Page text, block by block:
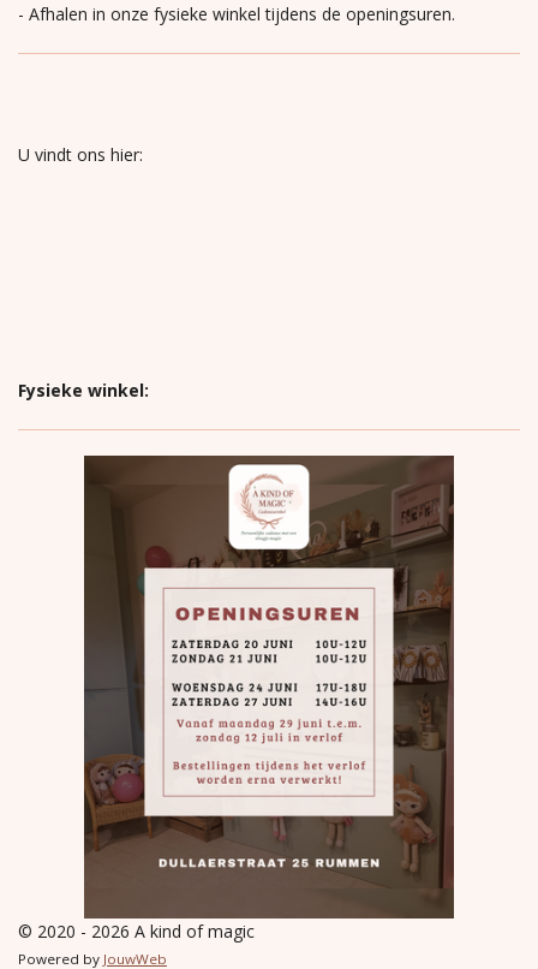
- Afhalen in onze fysieke winkel tijdens de openingsuren.
U vindt ons hier:
Fysieke winkel:
© 2020 - 2026 A kind of magic
Powered by JouwWeb